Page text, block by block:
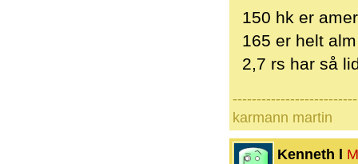
150 hk er
165 er helt
2,7 rs har så
karmann martin
Kenneth l